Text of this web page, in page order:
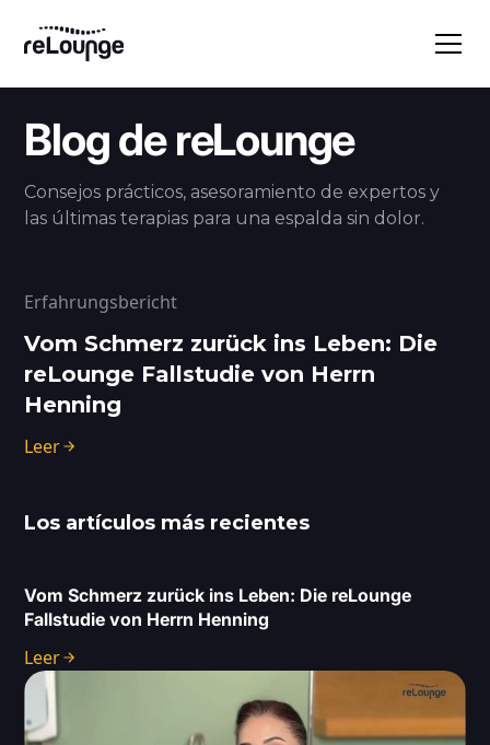
Blog de reLounge
Consejos prácticos, asesoramiento de expertos y
las últimas terapias para una espalda sin dolor.
Erfahrungsbericht
Vom Schmerz zurück ins Leben: Die
reLounge Fallstudie von Herrn
Henning
Leer
Los artículos más recientes
Vom Schmerz zurück ins Leben: Die reLounge
Fallstudie von Herrn Henning
Leer